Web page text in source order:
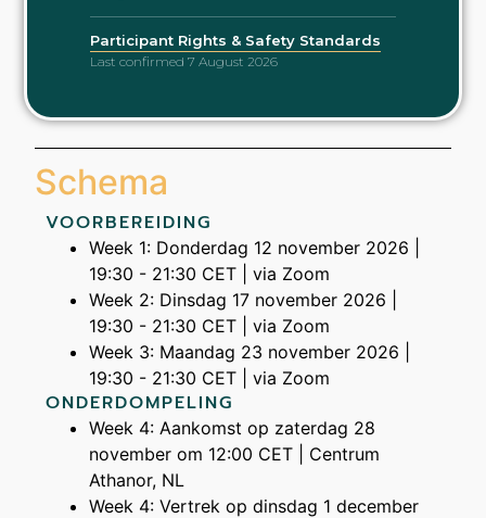
Participant Rights & Safety Standards
Last confirmed 7 August 2026
Schema
VOORBEREIDING
Week 1: Donderdag 12 november 2026 |
19:30 - 21:30 CET | via Zoom
Week 2: Dinsdag 17 november 2026 |
19:30 - 21:30 CET | via Zoom
Week 3: Maandag 23 november 2026 |
19:30 - 21:30 CET | via Zoom
ONDERDOMPELING
Week 4: Aankomst op zaterdag 28
november om 12:00 CET | Centrum
Athanor, NL
Week 4: Vertrek op dinsdag 1 december